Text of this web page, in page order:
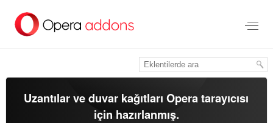
içeriğe
Uzantılar ve duvar kağıtlarıOpera tarayıcısı
için hazırlanmış.